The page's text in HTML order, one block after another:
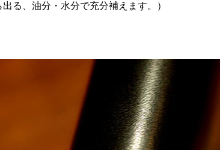
る、油分・水分で充分補えます。）